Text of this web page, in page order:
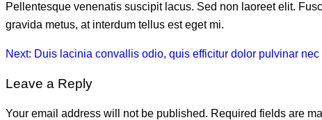
Pellentesque venenatis suscipit lacus. Sed non laoreet elit.
gravida metus, at interdum tellus est eget mi.
Next: Duis lacinia convallis odio, quis efficitur dolor pulvinar nec
Leave a Reply
Your email address will not be published. Required fields are